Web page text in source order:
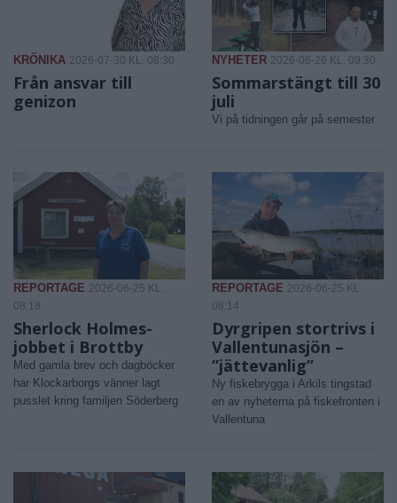
KRÖNIKA 2026-07-30 KL. 08:30
Från ansvar till
genizon
NYHETER 2026-06-26 KL. 09:30
Sommarstängt till 30
juli
Vi på tidningen går på semester
REPORTAGE 2026-06-25 KL.
08:18
Sherlock Holmes-
jobbet i Brottby
Med gamla brev och dagböcker
har Klockarborgs vänner lagt
pusslet kring familjen Söderberg
REPORTAGE 2026-06-25 KL.
08:14
Dyrgripen stortrivs i
Vallentunasjön –
”jättevanlig”
Ny fiskebrygga i Arkils tingstad
en av nyheterna på fiskefronten i
Vallentuna